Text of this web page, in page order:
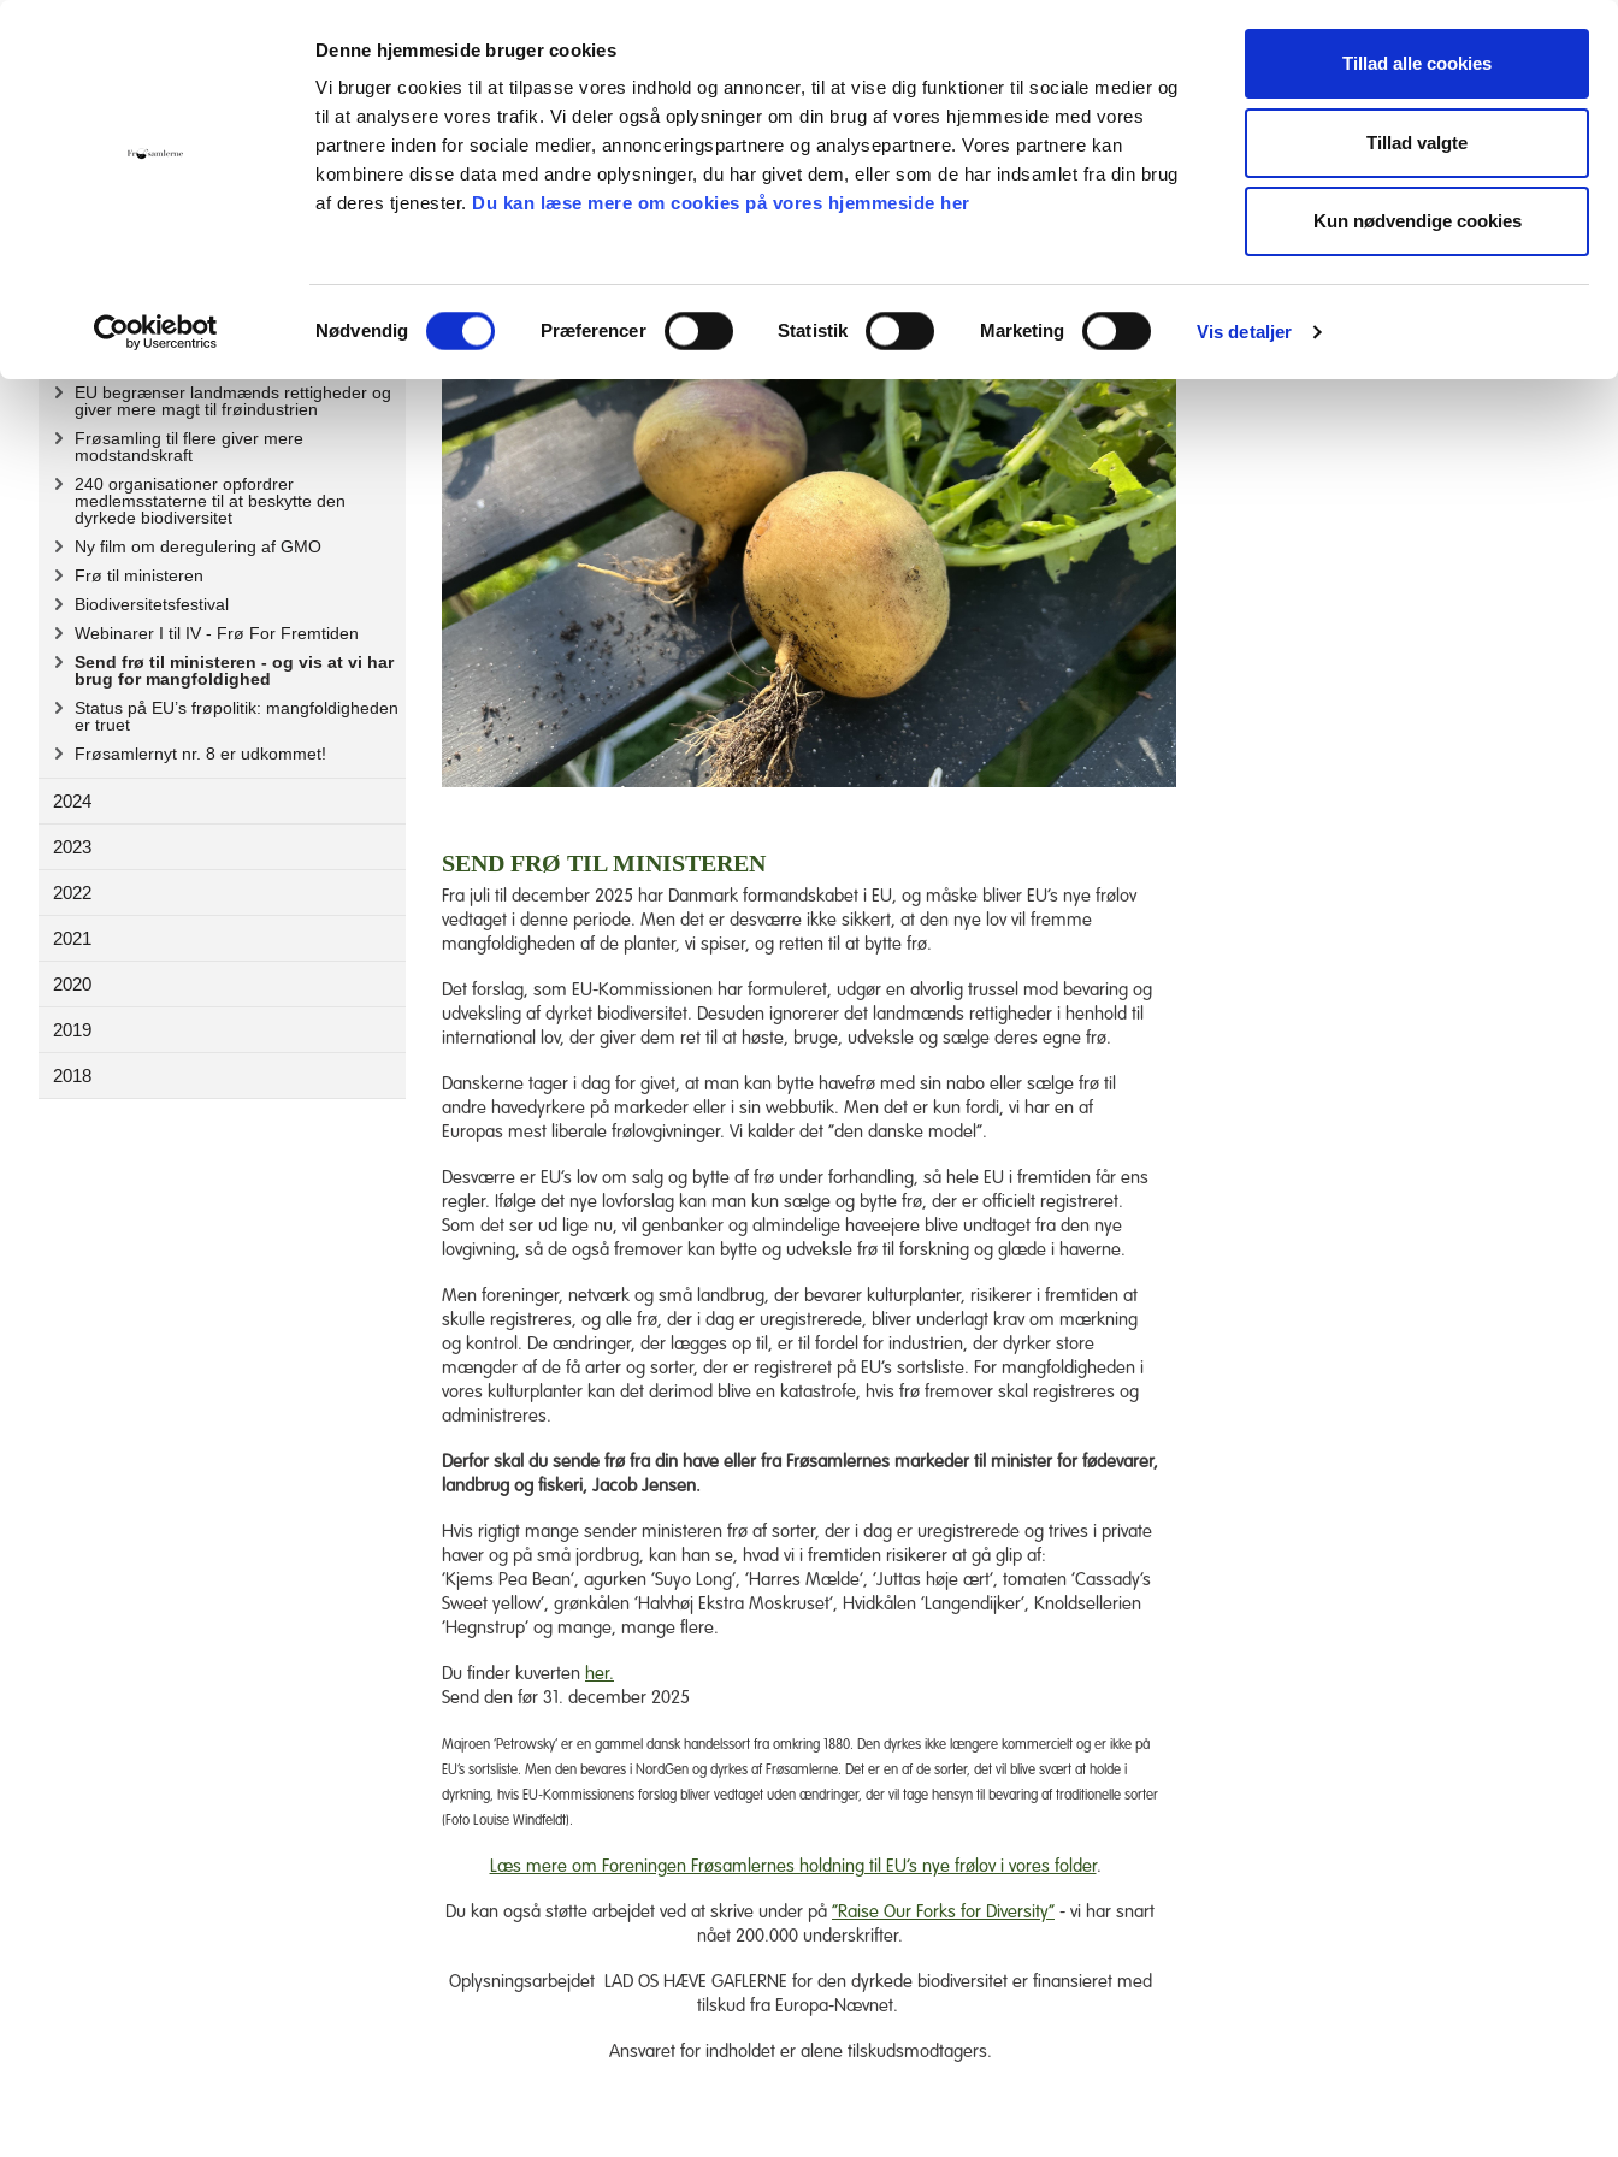
Denne hjemmeside bruger cookies
Vi bruger cookies til at tilpasse vores indhold og annoncer, til at vise dig funktioner til sociale medier og
til at analysere vores trafik. Vi deler også oplysninger om din brug af vores hjemmeside med vores
partnere inden for sociale medier, annonceringspartnere og analysepartnere. Vores partnere kan
kombinere disse data med andre oplysninger, du har givet dem, eller som de har indsamlet fra din brug
af deres tjenester. Du kan læse mere om cookies på vores hjemmeside her
Samtykkevalg
Nødvendig Præferencer Statistik Marketing Vis detaljer
Tillad alle cookies
Tillad valgte
Kun nødvendige cookies
Bliv medlem Giv en gave Find frø Webshop Nyheder Kalender
Viden om
EU begrænser landmænds rettigheder og
giver mere magt til frøindustrien
Frøsamling til flere giver mere
modstandskraft
240 organisationer opfordrer
medlemsstaterne til at beskytte den
dyrkede biodiversitet
Ny film om deregulering af GMO
Frø til ministeren
Biodiversitetsfestival
Webinarer I til IV - Frø For Fremtiden
Send frø til ministeren - og vis at vi har
brug for mangfoldighed
Status på EU’s frøpolitik: mangfoldigheden
er truet
Frøsamlernyt nr. 8 er udkommet!
2024
2023
2022
2021
2020
2019
2018
SEND FRØ TIL MINISTEREN
Fra juli til december 2025 har Danmark formandskabet i EU, og måske bliver EU’s nye frølov
vedtaget i denne periode. Men det er desværre ikke sikkert, at den nye lov vil fremme
mangfoldigheden af de planter, vi spiser, og retten til at bytte frø.
Det forslag, som EU-Kommissionen har formuleret, udgør en alvorlig trussel mod bevaring og
udveksling af dyrket biodiversitet. Desuden ignorerer det landmænds rettigheder i henhold til
international lov, der giver dem ret til at høste, bruge, udveksle og sælge deres egne frø.
Danskerne tager i dag for givet, at man kan bytte havefrø med sin nabo eller sælge frø til
andre havedyrkere på markeder eller i sin webbutik. Men det er kun fordi, vi har en af
Europas mest liberale frølovgivninger. Vi kalder det ”den danske model”.
Desværre er EU’s lov om salg og bytte af frø under forhandling, så hele EU i fremtiden får ens
regler. Ifølge det nye lovforslag kan man kun sælge og bytte frø, der er officielt registreret.
Som det ser ud lige nu, vil genbanker og almindelige haveejere blive undtaget fra den nye
lovgivning, så de også fremover kan bytte og udveksle frø til forskning og glæde i haverne.
Men foreninger, netværk og små landbrug, der bevarer kulturplanter, risikerer i fremtiden at
skulle registreres, og alle frø, der i dag er uregistrerede, bliver underlagt krav om mærkning
og kontrol. De ændringer, der lægges op til, er til fordel for industrien, der dyrker store
mængder af de få arter og sorter, der er registreret på EU’s sortsliste. For mangfoldigheden i
vores kulturplanter kan det derimod blive en katastrofe, hvis frø fremover skal registreres og
administreres.
Derfor skal du sende frø fra din have eller fra Frøsamlernes markeder til minister for fødevarer,
landbrug og fiskeri, Jacob Jensen.
Hvis rigtigt mange sender ministeren frø af sorter, der i dag er uregistrerede og trives i private
haver og på små jordbrug, kan han se, hvad vi i fremtiden risikerer at gå glip af:
’Kjems Pea Bean’, agurken ’Suyo Long’, ‘Harres Mælde’, ’Juttas høje ært’, tomaten ’Cassady’s
Sweet yellow’, grønkålen ’Halvhøj Ekstra Moskruset’, Hvidkålen ’Langendijker’, Knoldsellerien
’Hegnstrup’ og mange, mange flere.
Du finder kuverten her.
Send den før 31. december 2025
Majroen ’Petrowsky’ er en gammel dansk handelssort fra omkring 1880. Den dyrkes ikke længere kommercielt og er ikke på
EU’s sortsliste. Men den bevares i NordGen og dyrkes af Frøsamlerne. Det er en af de sorter, det vil blive svært at holde i
dyrkning, hvis EU-Kommissionens forslag bliver vedtaget uden ændringer, der vil tage hensyn til bevaring af traditionelle sorter
(Foto Louise Windfeldt).
Læs mere om Foreningen Frøsamlernes holdning til EU’s nye frølov i vores folder.
Du kan også støtte arbejdet ved at skrive under på “Raise Our Forks for Diversity” - vi har snart
nået 200.000 underskrifter.
Oplysningsarbejdet LAD OS HÆVE GAFLERNE for den dyrkede biodiversitet er finansieret med
tilskud fra Europa-Nævnet.
Ansvaret for indholdet er alene tilskudsmodtagers.